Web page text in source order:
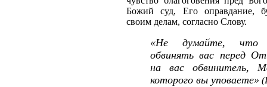
Божий суд, Его оправдание,
своим делам, согласно Слову.
«Не думайте,
обвинять вас перед
на вас обвинитель,
которого вы уповаете»